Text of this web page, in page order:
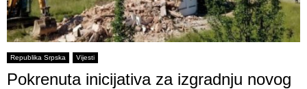
Republika Srpska Vijesti
Pokrenuta inicijativa za izgradnju novog